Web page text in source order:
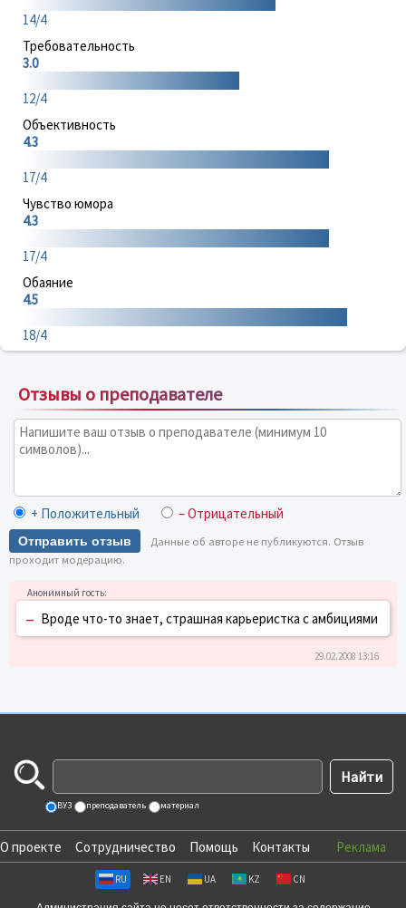
14/4
Требовательность
3.0
12/4
Объективность
4.3
17/4
Чувство юмора
4.3
17/4
Обаяние
4.5
18/4
Отзывы о преподавателе
+ Положительный – Отрицательный
Отправить отзыв
Данные об авторе не публикуются. Отзыв
проходит модерацию.
– Вроде что-то знает, страшная карьеристка с амбициями
29.02.2008 13:16
ВУЗ преподаватель материал
О проекте Сотрудничество Помощь Контакты Реклама
RU EN UA KZ CN